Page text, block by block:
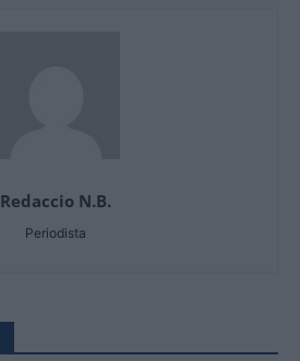
Redaccio N.B.
Periodista